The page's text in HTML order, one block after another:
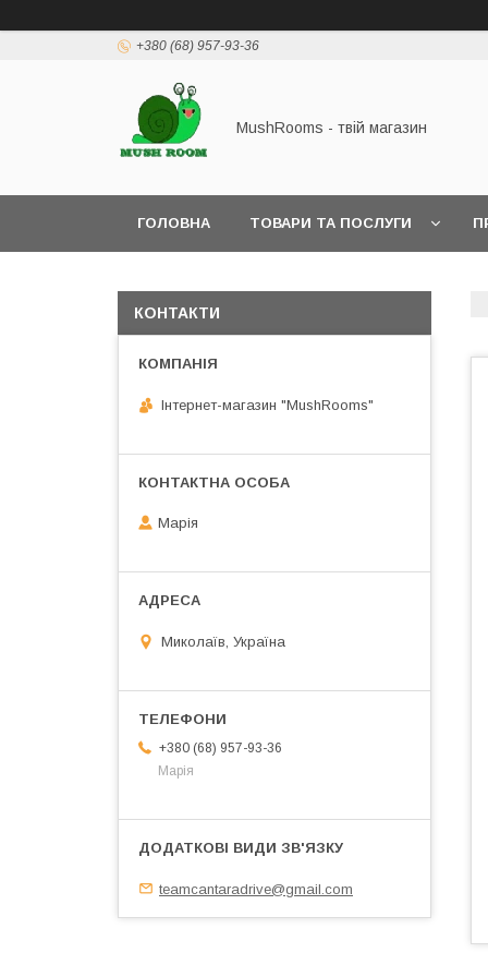
+380 (68) 957-93-36
MushRooms - твій магазин
ГОЛОВНА ТОВАРИ ТА ПОСЛУГИ
КОНТАКТИ
Інтернет-магазин "MushRooms"
Марія
Миколаїв, Україна
+380 (68) 957-93-36
Марія
teamcantaradrive@gmail.com